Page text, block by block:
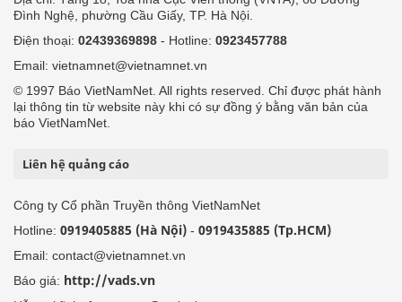
Đình Nghệ, phường Cầu Giấy, TP. Hà Nội.
Điện thoại: 02439369898 - Hotline: 0923457788
Email: vietnamnet@vietnamnet.vn
© 1997 Báo VietNamNet. All rights reserved. Chỉ được phát hành
lại thông tin từ website này khi có sự đồng ý bằng văn bản của
báo VietNamNet.
Liên hệ quảng cáo
Công ty Cổ phần Truyền thông VietNamNet
Hotline: 0919405885 (Hà Nội) - 0919435885 (Tp.HCM)
Email: contact@vietnamnet.vn
Báo giá: http://vads.vn